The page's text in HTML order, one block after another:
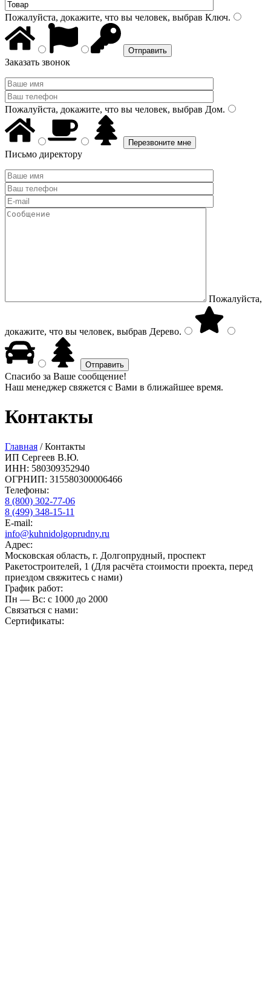
Пожалуйста, докажите, что вы человек, выбрав Ключ.
Заказать звонок
Пожалуйста, докажите, что вы человек, выбрав Дом.
Письмо директору
Пожалуйста,
докажите, что вы человек, выбрав Дерево.
Спасибо за Ваше сообщение!
Наш менеджер свяжется с Вами в ближайшее время.
Контакты
Главная /Контакты
ИП Сергеев В.Ю.
ИНН: 580309352940
ОГРНИП: 315580300006466
Телефоны:
8 (800) 302-77-06
8 (499) 348-15-11
E-mail:
info@kuhnidolgoprudny.ru
Адрес:
Московская область, г. Долгопрудный, проспект
Ракетостроителей, 1 (Для расчёта стоимости проекта, перед
приездом свяжитесь с нами)
График работ:
Пн — Вс: с 1000 до 2000
Связаться с нами:
Сертификаты: